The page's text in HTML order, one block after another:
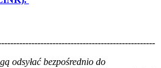
odsyłać bezpośrednio do